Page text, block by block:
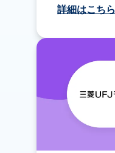
詳細はこちら